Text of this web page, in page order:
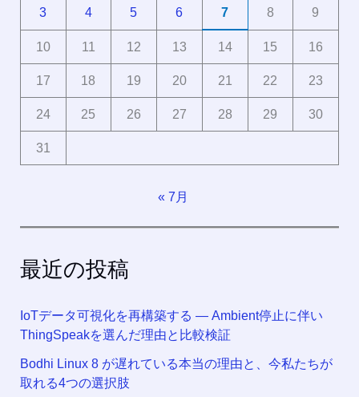
3 4 5 6 7 8 9
10 11 12 13 14 15 16
17 18 19 20 21 22 23
24 25 26 27 28 29 30
31
« 7月
最近の投稿
IoTデータ可視化を再構築する ― Ambient停止に伴い
ThingSpeakを選んだ理由と比較検証
Bodhi Linux 8 が遅れている本当の理由と、今私たちが
取れる4つの選択肢